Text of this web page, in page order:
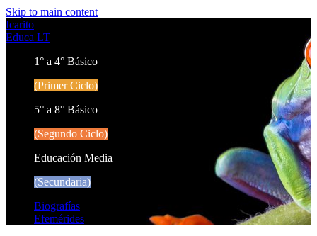
Skip to main content
Icarito
Educa LT
1° a 4° Básico
(Primer Ciclo)
5° a 8° Básico
(Segundo Ciclo)
Educación Media
(Secundaria)
Biografías
Efemérides